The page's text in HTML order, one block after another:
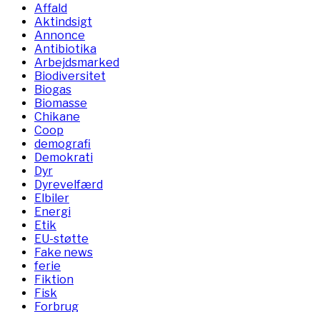
Affald
Aktindsigt
Annonce
Antibiotika
Arbejdsmarked
Biodiversitet
Biogas
Biomasse
Chikane
Coop
demografi
Demokrati
Dyr
Dyrevelfærd
Elbiler
Energi
Etik
EU-støtte
Fake news
ferie
Fiktion
Fisk
Forbrug